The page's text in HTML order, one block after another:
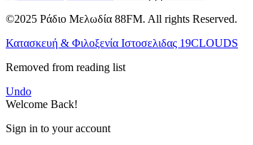
©2025 Ράδιο Μελωδία 88FM. All rights Reserved.
Κατασκευή & Φιλοξενία Ιστοσελιδας 19CLOUDS
Removed from reading list
Undo
Welcome Back!
Sign in to your account